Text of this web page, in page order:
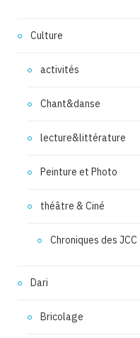
Culture
activités
Chant&danse
lecture&littérature
Peinture et Photo
théâtre & Ciné
Chroniques des JCC
Dari
Bricolage